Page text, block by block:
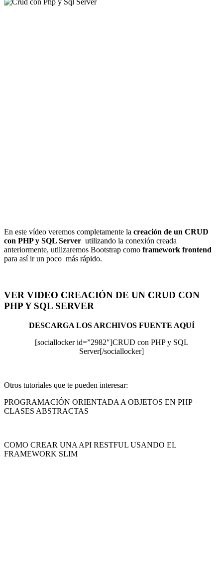
En este vídeo veremos completamente la creación de un CRUD
con PHP y SQL Server utilizando la conexión creada
anteriormente, utilizaremos Bootstrap como framework frontend
para así ir un poco más rápido.
VER VIDEO CREACIÓN DE UN CRUD CON
PHP Y SQL SERVER
DESCARGA LOS ARCHIVOS FUENTE AQUÍ
[sociallocker id=”2982″]CRUD con PHP y SQL
Server[/sociallocker]
Otros tutoriales que te pueden interesar:
PROGRAMACIÓN ORIENTADA A OBJETOS EN PHP –
CLASES ABSTRACTAS
COMO CREAR UNA API RESTFUL USANDO EL
FRAMEWORK SLIM